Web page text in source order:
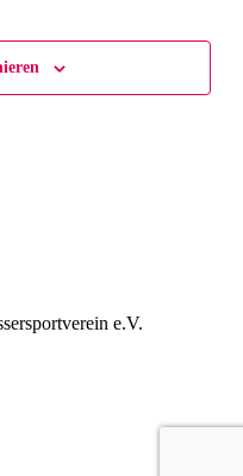
e.V.